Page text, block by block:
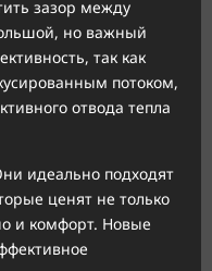
зазор между
но важный
так как
потоком,
отвода тепла
идеально подходят
ценят не только
и комфорт. Новые